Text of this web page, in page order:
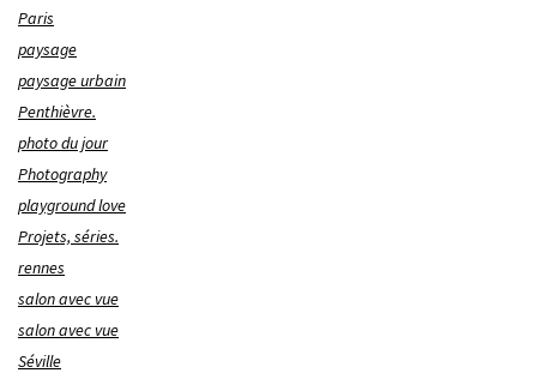
Paris
paysage
paysage urbain
Penthièvre.
photo du jour
Photography
playground love
Projets, séries.
rennes
salon avec vue
salon avec vue
Séville